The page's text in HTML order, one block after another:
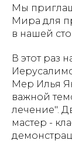
Мы
Мира для
в нашей
В этот раз
Мер Илья
важной
лечение".
мастер -